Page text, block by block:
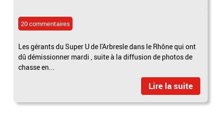
20 commentaires
Les gérants du Super U de l'Arbresle dans le Rhône qui ont
dû démissionner mardi , suite à la diffusion de photos de
chasse en...
Lire la suite